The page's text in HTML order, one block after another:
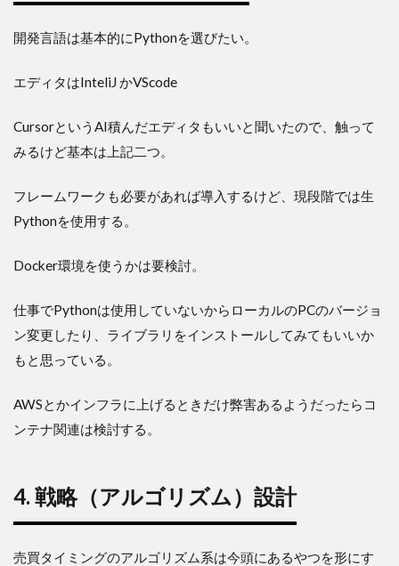
開発言語は基本的にPythonを選びたい。
エディタはInteliJ かVScode
CursorというAI積んだエディタもいいと聞いたので、触って
みるけど基本は上記二つ。
フレームワークも必要があれば導入するけど、現段階では生
Pythonを使用する。
Docker環境を使うかは要検討。
仕事でPythonは使用していないからローカルのPCのバージョ
ン変更したり、ライブラリをインストールしてみてもいいか
もと思っている。
AWSとかインフラに上げるときだけ弊害あるようだったらコ
ンテナ関連は検討する。
4. 戦略（アルゴリズム）設計
売買タイミングのアルゴリズム系は今頭にあるやつを形にす